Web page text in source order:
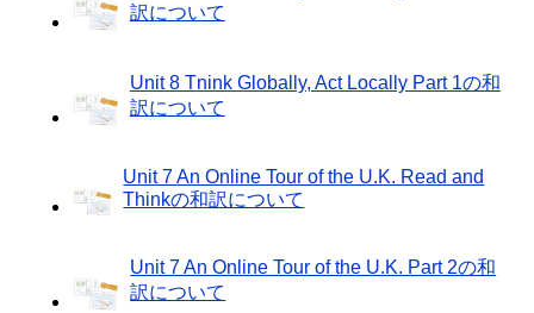
訳について
Unit 8 Tnink Globally, Act Locally Part 1の和
訳について
Unit 7 An Online Tour of the U.K. Read and
Thinkの和訳について
Unit 7 An Online Tour of the U.K. Part 2の和
訳について